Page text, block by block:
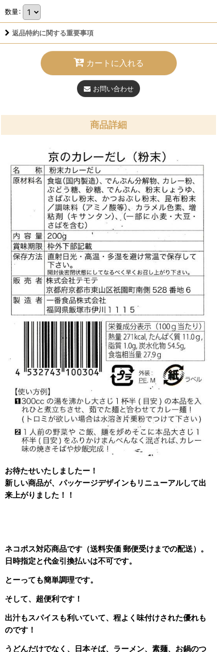
数量:
返品特約に関する重要事項
カートに入れる
お問い合わせ
商品詳細
お待たせいたしましたー！
新しい商品が、パッケージデザインもリニューアルして出
来上がりました！！
ネコポス対応商品です（送料安価 郵便受けまでの配送）。
日時指定と代金引換払いは不可です。
とーっても簡単調理です。
そして、超便利です！
出汁もスパイスも利いていて、程よく味付けされた優れも
のです！
うどんだけでなく、日本そば、ラーメン、素麺、お鍋のつ